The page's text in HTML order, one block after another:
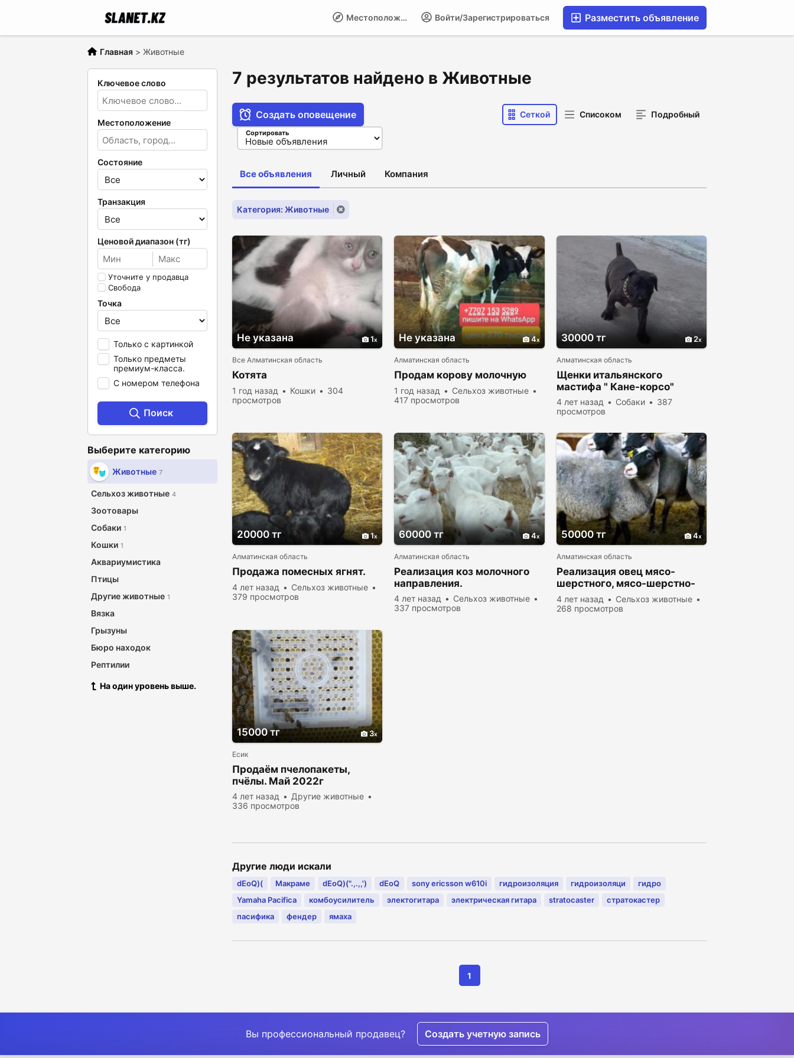
Разместить объявление
Войти/Зарегистрироваться
Местоположение
Главная > Животные
Ключевое слово
Местоположение
Состояние
Транзакция
Ценовой диапазон (тг)
Уточните у продавца
Свобода
Точка
Только с картинкой
Только предметы
премиум-класса.
С номером телефона
Поиск
Выберите категорию
Животные 7
Сельхоз животные 4
Зоотовары
Собаки 1
Кошки 1
Аквариумистика
Птицы
Другие животные 1
Вязка
Грызуны
Бюро находок
Рептилии
На один уровень выше.
7 результатов найдено в Животные
Создать оповещение Сеткой Списоком Подробный
Сортировать
Все объявления Личный Компания
Категория: Животные
Не указана 1
Все Алматинская область
Котята
1 год назад Кошки
304
просмотров
Не указана 4
Алматинская область
Продам корову молочную
1 год назад
Сельхоз животные
417 просмотров
30000 тг 2
Алматинская область
Щенки итальянского
мастифа " Кане-корсо"
4 лет назад Собаки
387
просмотров
20000 тг 1
Алматинская область
Продажа помесных ягнят.
4 лет назад
Сельхоз животные
379 просмотров
60000 тг 4
Алматинская область
Реализация коз молочного
направления.
4 лет назад
Сельхоз животные
337 просмотров
50000 тг 4
Алматинская область
Реализация овец мясо-
шерстного, мясо-шерстно-
молочного направлений.
4 лет назад
Сельхоз животные
268 просмотров
15000 тг 3
Есик
Продаём пчелопакеты,
пчёлы. Май 2022г
4 лет назад
Другие животные
336 просмотров
Другие люди искали
dEoQ)( Макраме dEoQ)(".,.,,') dEoQ sony ericsson w610i гидроизоляция гидроизоляци
гидро
Yamaha Pacifica
комбоусилитель электогитара электрическая гитара stratocaster
стратокастер
пасифика
фендер ямаха
1
Вы профессиональный продавец? Создать учетную запись